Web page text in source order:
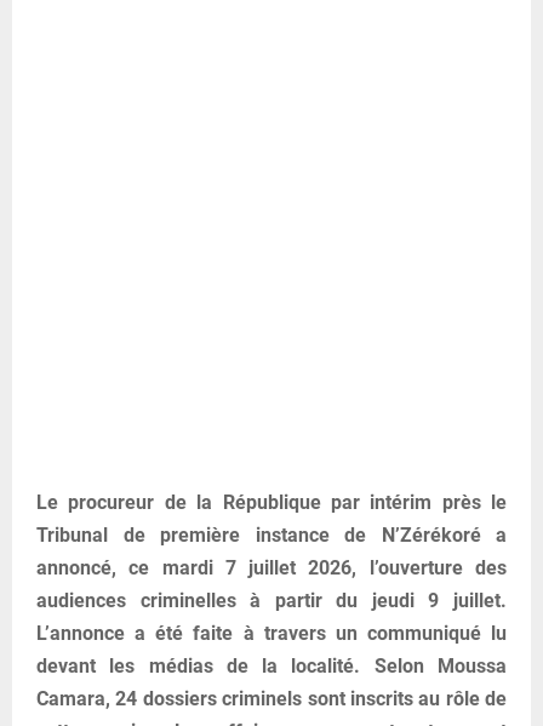
Le procureur de la République par intérim près le
Tribunal de première instance de N’Zérékoré a
annoncé, ce mardi 7 juillet 2026, l’ouverture des
audiences criminelles à partir du jeudi 9 juillet.
L’annonce a été faite à travers un communiqué lu
devant les médias de la localité. Selon Moussa
Camara, 24 dossiers criminels sont inscrits au rôle de